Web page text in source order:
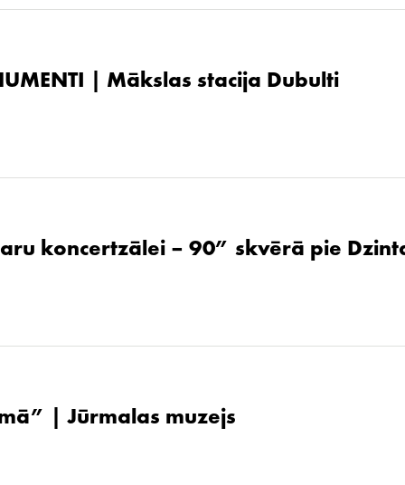
| Mākslas stacija Dubulti
koncertzālei – 90” skvērā pie
| Jūrmalas muzejs